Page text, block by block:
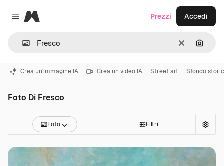
Close menu
Magnific
CancellaCerca
Prezzi Accedi
Crea un'immagine IA Crea un video IA Street art Sfondo
Foto Di Fresco
Foto Filtri